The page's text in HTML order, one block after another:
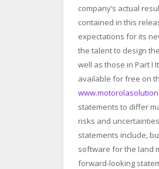
company’s actual
contained in this
expectations for its
the talent to design
well as those in Part I
available for free on
statements to differ
risks and
statements include,
software for the land
forward-looking